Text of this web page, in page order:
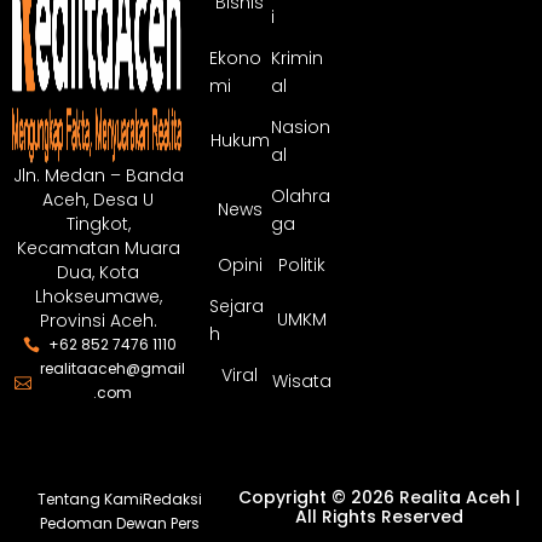
Jln. Medan – Banda
Aceh, Desa U
Tingkot,
Kecamatan Muara
Dua, Kota
Lhokseumawe,
Provinsi Aceh.
+62 852 7476 1110
realitaaceh@gmail
.com
i
Ekono
mi
Krimin
al
Hukum
Nasion
al
News
Olahra
ga
Opini
Politik
Sejara
h
UMKM
Viral Wisata
Tentang KamiRedaksi
Pedoman Dewan Pers
Copyright © 2026 Realita Aceh |
All Rights Reserved